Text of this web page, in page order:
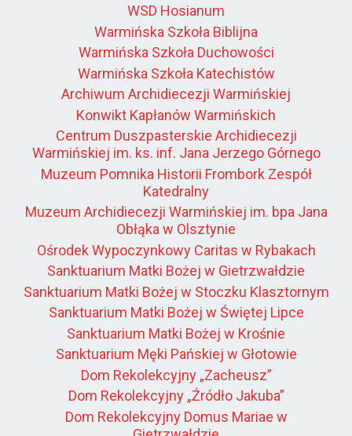
WSD Hosianum
Warmińska Szkoła Biblijna
Warmińska Szkoła Duchowości
Warmińska Szkoła Katechistów
Archiwum Archidiecezji Warmińskiej
Konwikt Kapłanów Warmińskich
Centrum Duszpasterskie Archidiecezji
Warmińskiej im. ks. inf. Jana Jerzego Górnego
Muzeum Pomnika Historii Frombork Zespół
Katedralny
Muzeum Archidiecezji Warmińskiej im. bpa Jana
Obłąka w Olsztynie
Ośrodek Wypoczynkowy Caritas w Rybakach
Sanktuarium Matki Bożej w Gietrzwałdzie
Sanktuarium Matki Bożej w Stoczku Klasztornym
Sanktuarium Matki Bożej w Świętej Lipce
Sanktuarium Matki Bożej w Krośnie
Sanktuarium Męki Pańskiej w Głotowie
Dom Rekolekcyjny „Zacheusz”
Dom Rekolekcyjny „Źródło Jakuba”
Dom Rekolekcyjny Domus Mariae w